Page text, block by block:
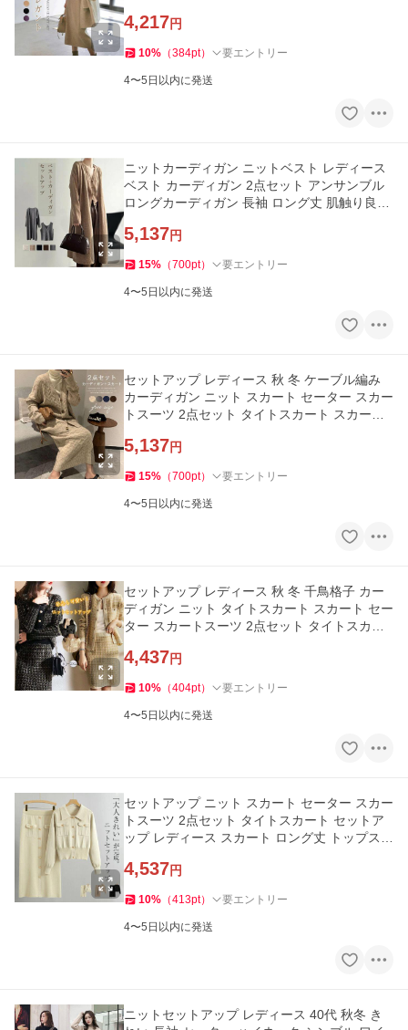
4,217円
10% （384pt） 要エントリー
4〜5日以内に発送
ニットカーディガン ニットベスト レディース
ベスト カーディガン 2点セット アンサンブル
ロングカーディガン 長袖 ロング丈 肌触り良い
5,137円
15% （700pt） 要エントリー
4〜5日以内に発送
セットアップ レディース 秋 冬 ケーブル編み
カーディガン ニット スカート セーター スカー
トスーツ 2点セット タイトスカート スカート
5,137円
15% （700pt） 要エントリー
4〜5日以内に発送
セットアップ レディース 秋 冬 千鳥格子 カー
ディガン ニット タイトスカート スカート セー
ター スカートスーツ 2点セット タイトスカー
4,437円
10% （404pt） 要エントリー
4〜5日以内に発送
セットアップ ニット スカート セーター スカー
トスーツ 2点セット タイトスカート セットア
ップ レディース スカート ロング丈 トップス
4,537円
10% （413pt） 要エントリー
4〜5日以内に発送
ニットセットアップ レディース 40代 秋冬 き